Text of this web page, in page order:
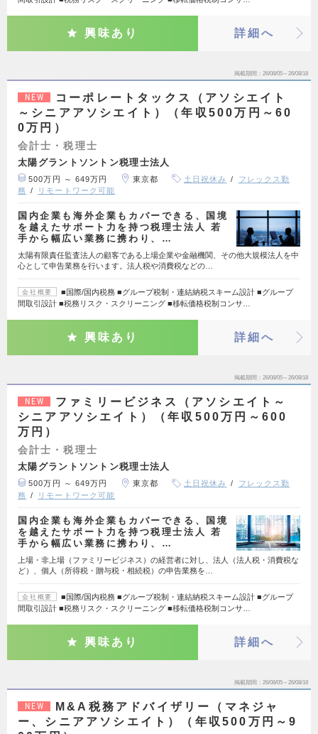
興味あり 詳細へ
掲載期間 26/08/05～26/08/18
NEW
コーポレートタックス（アソシエイト
～シニアアソシエイト）（年収500万円～60
0万円）
会計士・税理士
太陽グラントソントン税理士法人
500万円 ～ 649万円 東京都 土日祝休み
フレックス勤
務
リモートワーク可能
国内企業も海外企業もカバーできる、国境
を越えたサポート力を持つ税理士法人 若
手から幅広い業務に携わり、…
太陽有限責任監査法人の顧客である上場企業や金融機関、その他大規模法人を中
心として申告業務を行います。法人税や消費税などの…
会社概要
■国際/国内税務 ■グループ税制・連結納税スキーム設計 ■グループ
間取引設計 ■税務リスク・スクリーニング ■移転価格税制コンサ…
興味あり 詳細へ
掲載期間 26/08/05～26/08/18
NEW
ファミリービジネス（アソシエイト～
シニアアソシエイト）（年収500万円～600
万円）
会計士・税理士
太陽グラントソントン税理士法人
500万円 ～ 649万円 東京都 土日祝休み
フレックス勤
務
リモートワーク可能
国内企業も海外企業もカバーできる、国境
を越えたサポート力を持つ税理士法人 若
手から幅広い業務に携わり、…
上場・非上場（ファミリービジネス）の経営者に対し、法人（法人税・消費税な
ど）、個人（所得税・贈与税・相続税）の申告業務を…
会社概要
■国際/国内税務 ■グループ税制・連結納税スキーム設計 ■グループ
間取引設計 ■税務リスク・スクリーニング ■移転価格税制コンサ…
興味あり 詳細へ
掲載期間 26/08/05～26/08/18
NEW
M&A税務アドバイザリー（マネジャ
ー、シニアアソシエイト）（年収500万円～9